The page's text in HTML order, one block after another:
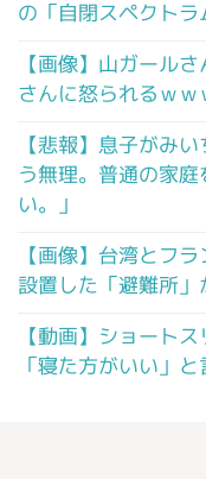
の「自閉スペクトラ
【画像】山ガール
さんに怒られるｗｗ
【悲報】息子がみ
う無理。普通の家
い。」
【画像】台湾とフ
設置した「避難所」
【動画】ショート
「寝た方がいい」